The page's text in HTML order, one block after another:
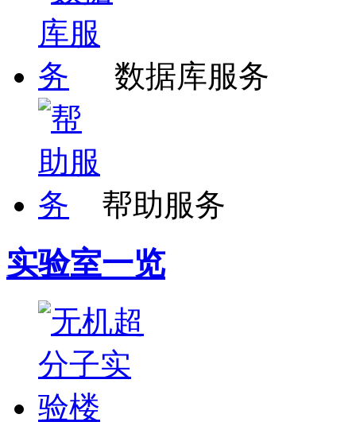
数据库服务
帮助服务
实验室一览